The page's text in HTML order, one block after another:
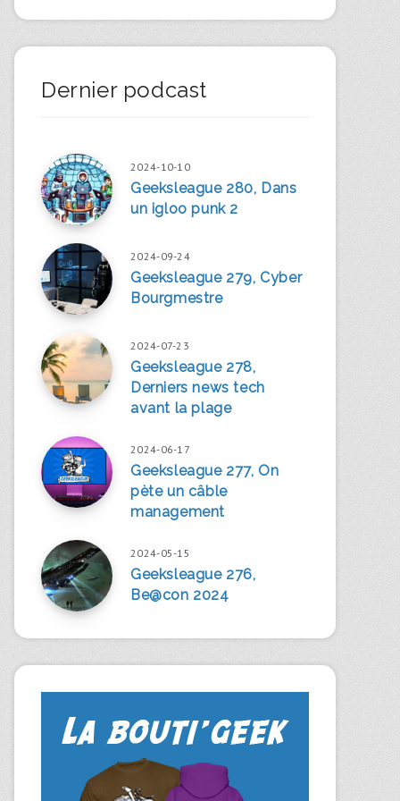
Dernier podcast
2024-10-10
Geeksleague 280, Dans
un igloo punk 2
2024-09-24
Geeksleague 279, Cyber
Bourgmestre
2024-07-23
Geeksleague 278,
Derniers news tech
avant la plage
2024-06-17
Geeksleague 277, On
pète un câble
management
2024-05-15
Geeksleague 276,
Be@con 2024